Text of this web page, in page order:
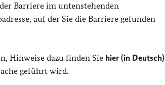
Barriere im untenstehenden
auf der Sie die Barriere gefunden
Hinweise dazu finden Sie hier (in Deutsch)
geführt wird.